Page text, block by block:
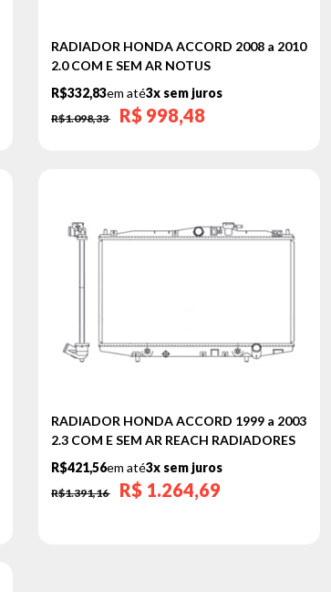
RADIADOR HONDA ACCORD 2008 a 2010
2.0 COM E SEM AR NOTUS
R$332,83em até3x sem juros
R$1.098,33 R$ 998,48
RADIADOR HONDA ACCORD 1999 a 2003
2.3 COM E SEM AR REACH RADIADORES
R$421,56em até3x sem juros
R$1.391,16 R$ 1.264,69